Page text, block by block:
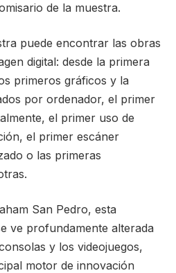
de la muestra.
puede encontrar las obras
digital: desde la primera
primeros gráficos y la
por ordenador, el primer
el primer uso de
el primer escáner
o las primeras
San Pedro, esta
ve profundamente alterada
y los videojuegos,
motor de innovación